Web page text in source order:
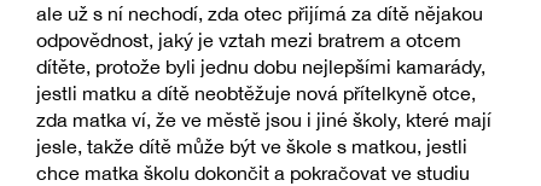
ale už s ní nechodí, zda otec přijímá za dítě nějakou
odpovědnost, jaký je vztah mezi bratrem a otcem
dítěte, protože byli jednu dobu nejlepšími kamarády,
jestli matku a dítě neobtěžuje nová přítelkyně otce,
zda matka ví, že ve městě jsou i jiné školy, které mají
jesle, takže dítě může být ve škole s matkou, jestli
chce matka školu dokončit a pokračovat ve studiu